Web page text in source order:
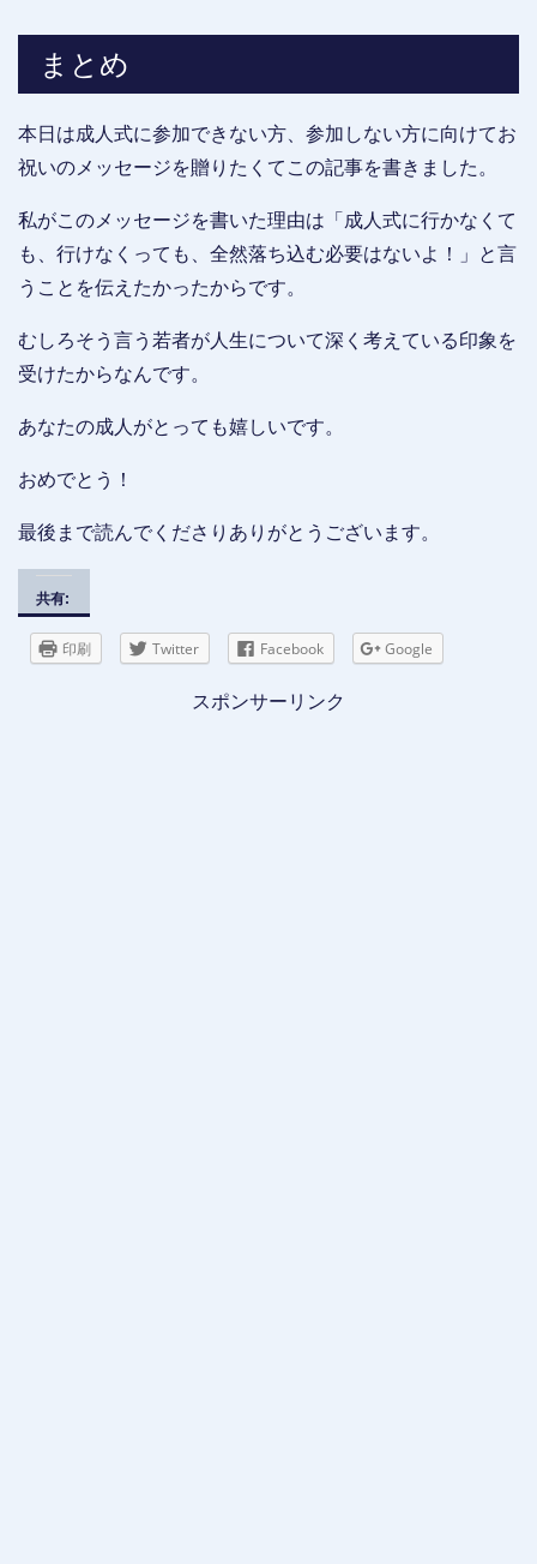
まとめ
本日は成人式に参加できない方、参加しない方に向けてお
祝いのメッセージを贈りたくてこの記事を書きました。
私がこのメッセージを書いた理由は「成人式に行かなくて
も、行けなくっても、全然落ち込む必要はないよ！」と言
うことを伝えたかったからです。
むしろそう言う若者が人生について深く考えている印象を
受けたからなんです。
あなたの成人がとっても嬉しいです。
おめでとう！
最後まで読んでくださりありがとうございます。
共有:
印刷 Twitter Facebook Google
スポンサーリンク